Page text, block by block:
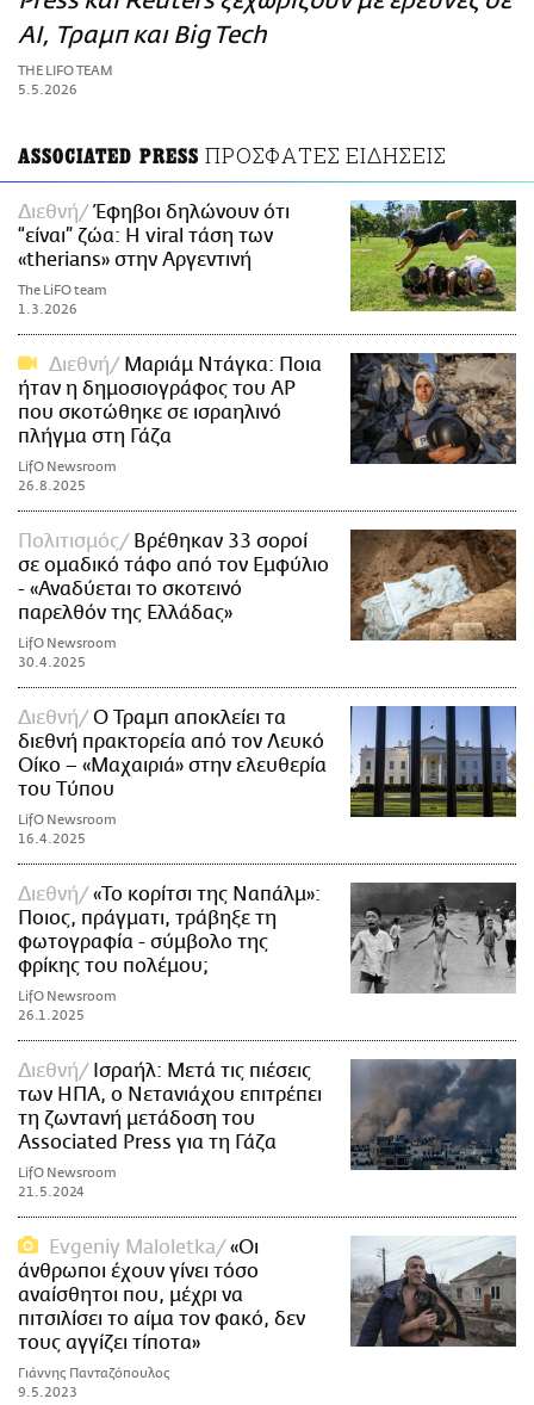
ΑΜΠΑ
PRINT
AI, Τραμπ και Big Tech
THE LIFO TEAM
5.5.2026
ASSOCIATED PRESS ΠΡΟΣΦΑΤΕΣ ΕΙΔΗΣΕΙΣ
Διεθνή
Έφηβοι δηλώνουν ότι
“είναι” ζώα: Η viral τάση των
«therians» στην Αργεντινή
The LiFO team
1.3.2026
Διεθνή
Μαριάμ Ντάγκα: Ποια
ήταν η δημοσιογράφος του AP
που σκοτώθηκε σε ισραηλινό
πλήγμα στη Γάζα
LifO Newsroom
26.8.2025
Πολιτισμός
Βρέθηκαν 33 σοροί
σε ομαδικό τάφο από τον Εμφύλιο
- «Αναδύεται το σκοτεινό
παρελθόν της Ελλάδας»
LifO Newsroom
30.4.2025
Διεθνή
Ο Τραμπ αποκλείει τα
διεθνή πρακτορεία από τον Λευκό
Οίκο – «Μαχαιριά» στην ελευθερία
του Τύπου
LifO Newsroom
16.4.2025
Διεθνή
«Το κορίτσι της Ναπάλμ»:
Ποιος, πράγματι, τράβηξε τη
φωτογραφία - σύμβολο της
φρίκης του πολέμου;
LifO Newsroom
26.1.2025
Διεθνή
Ισραήλ: Μετά τις πιέσεις
των ΗΠΑ, ο Νετανιάχου επιτρέπει
τη ζωντανή μετάδοση του
Associated Press για τη Γάζα
LifO Newsroom
21.5.2024
Evgeniy Maloletka
«Οι
άνθρωποι έχουν γίνει τόσο
αναίσθητοι που, μέχρι να
πιτσιλίσει το αίμα τον φακό, δεν
τους αγγίζει τίποτα»
Γιάννης Πανταζόπουλος
9.5.2023